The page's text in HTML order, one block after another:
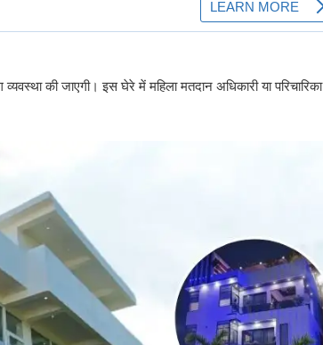
की जाएगी। इस घेरे में महिला मतदान अधिकारी या परिचारिका